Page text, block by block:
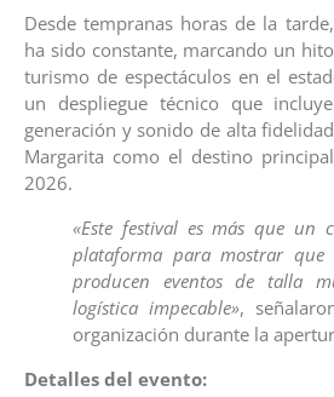
Desde tempranas horas de la
ha sido constante, marcando un
turismo de espectáculos en el
un despliegue técnico que
generación y sonido de alta
Margarita como el destino
2026.
«Este festival es más que un
plataforma para mostrar que
producen eventos de talla
logística impecable»,
organización durante la
Detalles del evento: